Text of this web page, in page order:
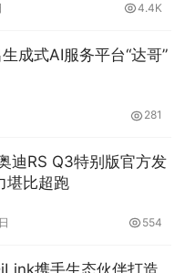
4.4K
成式AI服务平台“达哥”
281
迪RS Q3特别版官方发
堪比超跑
554
携手生态伙伴打造